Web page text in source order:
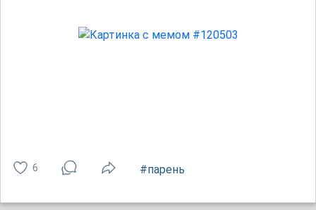
6 #парень